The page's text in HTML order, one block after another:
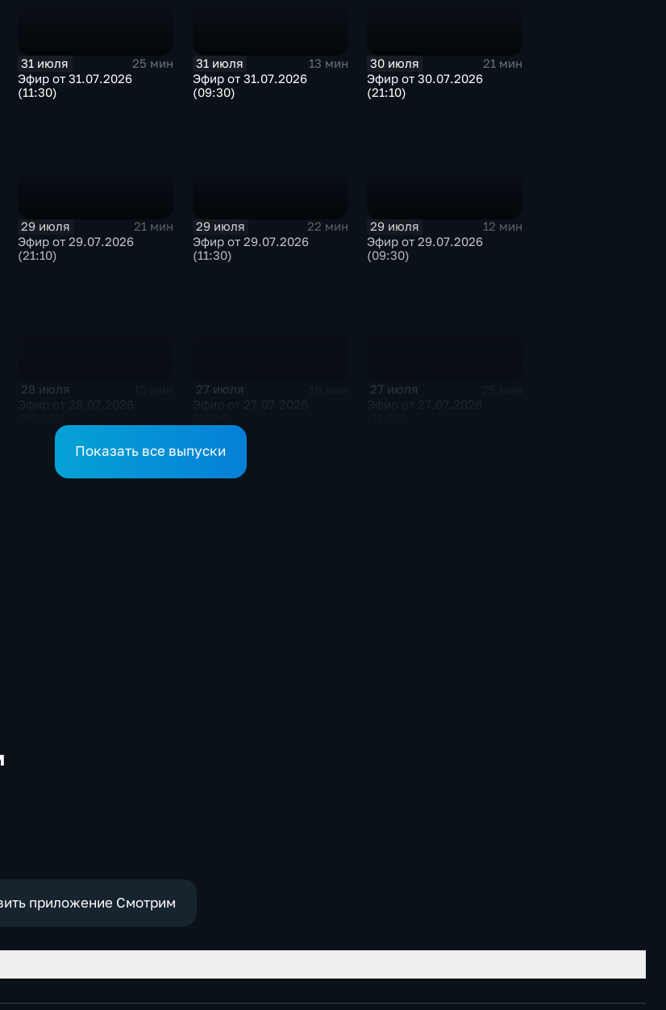
31 июля
25 мин
Эфир от 31.07.2026
(11:30)
31 июля
13 мин
Эфир от 31.07.2026
(09:30)
30 июля
21 мин
Эфир от 30.07.2026
(21:10)
29 июля
21 мин
Эфир от 29.07.2026
(21:10)
29 июля
22 мин
Эфир от 29.07.2026
(11:30)
29 июля
12 мин
Эфир от 29.07.2026
(09:30)
28 июля 27 июля 27 июля
Показать все выпуски
приложение Смотрим